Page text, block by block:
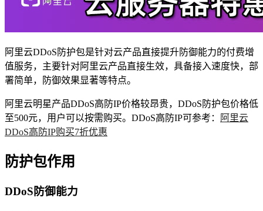
阿里云DDoS防护包是针对云产品直接提升防御能力的付费增
值服务，主要针对阿里云产品直接生效，具备接入速度快，部
署简单，防御效果显著等特点。
阿里云明星产品DDoS高防IP价格较昂贵，DDoS防护包价格低
至500元，用户可以按需购买。DDoS高防IP可参考：
阿里云
DDoS高防IP购买7折优惠
防护包作用
DDoS防御能力